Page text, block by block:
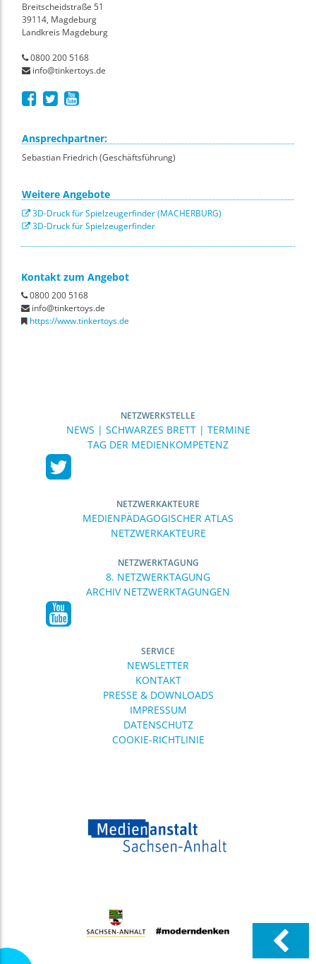
Breitscheidstraße 51
39114, Magdeburg
Landkreis Magdeburg
0800 200 5168
info@tinkertoys.de
Ansprechpartner:
Sebastian Friedrich (Geschäftsführung)
Weitere Angebote
3D-Druck für Spielzeugerfinder (MACHERBURG)
3D-Druck für Spielzeugerfinder
Kontakt zum Angebot
0800 200 5168
info@tinkertoys.de
https://www.tinkertoys.de
NETZWERKSTELLE
NEWS | SCHWARZES BRETT | TERMINE
TAG DER MEDIENKOMPETENZ
NETZWERKAKTEURE
MEDIENPÄDAGOGISCHER ATLAS
NETZWERKAKTEURE
NETZWERKTAGUNG
8. NETZWERKTAGUNG
ARCHIV NETZWERKTAGUNGEN
SERVICE
NEWSLETTER
KONTAKT
PRESSE & DOWNLOADS
IMPRESSUM
DATENSCHUTZ
COOKIE-RICHTLINIE